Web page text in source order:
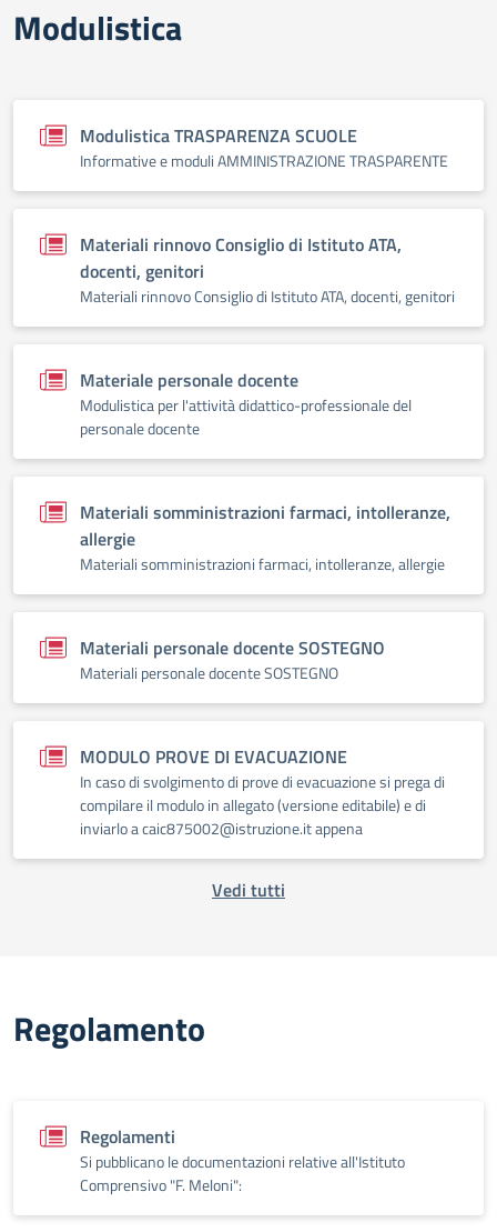
Modulistica
Modulistica TRASPARENZA SCUOLE
Informative e moduli AMMINISTRAZIONE TRASPARENTE
Materiali rinnovo Consiglio di Istituto ATA,
docenti, genitori
Materiali rinnovo Consiglio di Istituto ATA, docenti, genitori
Materiale personale docente
Modulistica per l'attività didattico-professionale del
personale docente
Materiali somministrazioni farmaci, intolleranze,
allergie
Materiali somministrazioni farmaci, intolleranze, allergie
Materiali personale docente SOSTEGNO
Materiali personale docente SOSTEGNO
MODULO PROVE DI EVACUAZIONE
In caso di svolgimento di prove di evacuazione si prega di
compilare il modulo in allegato (versione editabile) e di
inviarlo a caic875002@istruzione.it appena
Vedi tutti
Regolamento
Regolamenti
Si pubblicano le documentazioni relative all'Istituto
Comprensivo "F. Meloni":